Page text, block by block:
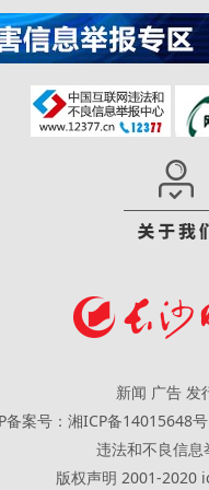
新闻 广告 发
备案号：湘ICP备14015648号
违法和不良信
版权声明 2001-2020